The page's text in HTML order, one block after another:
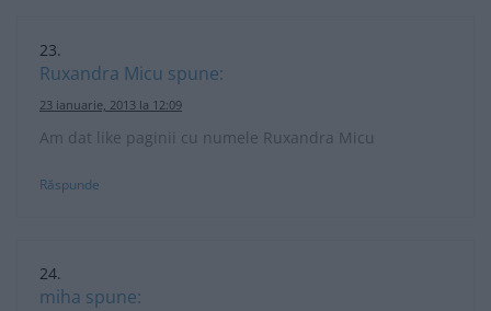
Ruxandra Micu spune:
23 ianuarie, 2013 la 12:09
Am dat like paginii cu numele Ruxandra Micu
Răspunde
miha spune: